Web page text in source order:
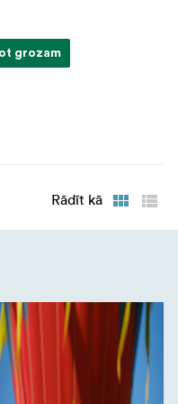
grozam
Rādīt kā